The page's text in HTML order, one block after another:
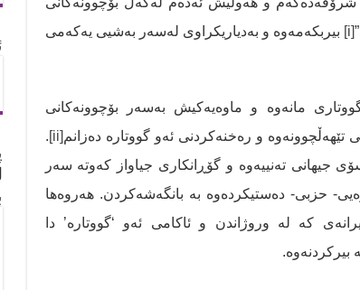
[i]
بیربکەمەوە و بەدیاریکراوی لەسەر بەشیی یەکەمی
مانەوە و ماوەیەکیش بەسەر بۆچوونەکانی
تێهەڵچوونەوە و رەخنەکردنی ئەو گووتارە دەزانم [ii]
.
جیهانی تەنییەوە و گۆڕانکاری جیاواز کەوتە سەر
حزبی- دەستیکردەوە بە بانگەشەکردن. هەروەها
کە لە وروژاندن و ئاکامی ئەو ‘گووتارە’ دا
بیرکردنەوە.